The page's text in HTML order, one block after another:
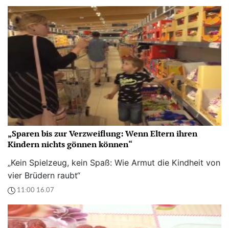
„Sparen bis zur Verzweiflung: Wenn Eltern ihren
Kindern nichts gönnen können“
„Kein Spielzeug, kein Spaß: Wie Armut die Kindheit von
vier Brüdern raubt“
11:00 16.07